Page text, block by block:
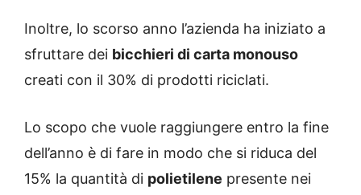
Inoltre, lo scorso anno l’azienda ha iniziato a
sfruttare dei bicchieri di carta monouso
creati con il 30% di prodotti riciclati.
Lo scopo che vuole raggiungere entro la fine
dell’anno è di fare in modo che si riduca del
15% la quantità di polietilene presente nei